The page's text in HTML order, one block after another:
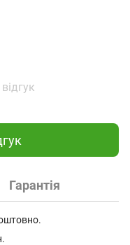
Гарантія